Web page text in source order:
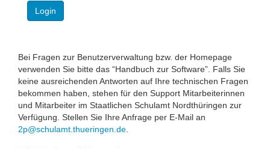
Login
Bei Fragen zur Benutzerverwaltung bzw. der Homepage
verwenden Sie bitte das “Handbuch zur Software”. Falls Sie
keine ausreichenden Antworten auf Ihre technischen Fragen
bekommen haben, stehen für den Support Mitarbeiterinnen
und Mitarbeiter im Staatlichen Schulamt Nordthüringen zur
Verfügung. Stellen Sie Ihre Anfrage per E-Mail an
2p@schulamt.thueringen.de